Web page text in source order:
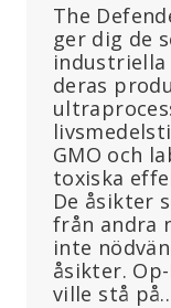
The
ger dig de
industriella
deras
GMO och
toxiska
De åsikter
från andra
inte
åsikter.
ville stå